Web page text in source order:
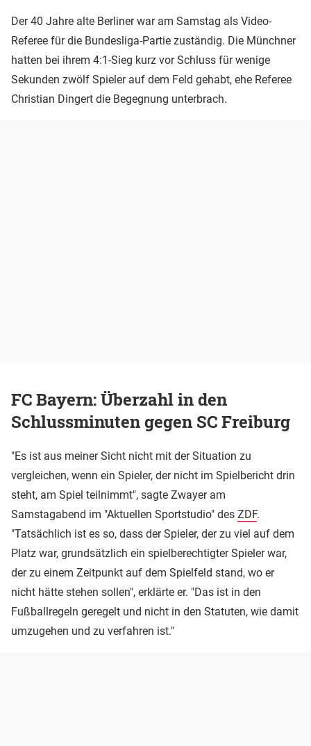
Der 40 Jahre alte Berliner war am Samstag als Video-
Referee für die Bundesliga-Partie zuständig. Die Münchner
hatten bei ihrem 4:1-Sieg kurz vor Schluss für wenige
Sekunden zwölf Spieler auf dem Feld gehabt, ehe Referee
Christian Dingert die Begegnung unterbrach.
FC Bayern: Überzahl in den
Schlussminuten gegen SC Freiburg
"Es ist aus meiner Sicht nicht mit der Situation zu
vergleichen, wenn ein Spieler, der nicht im Spielbericht drin
steht, am Spiel teilnimmt", sagte Zwayer am
Samstagabend im "Aktuellen Sportstudio" des ZDF.
"Tatsächlich ist es so, dass der Spieler, der zu viel auf dem
Platz war, grundsätzlich ein spielberechtigter Spieler war,
der zu einem Zeitpunkt auf dem Spielfeld stand, wo er
nicht hätte stehen sollen", erklärte er. "Das ist in den
Fußballregeln geregelt und nicht in den Statuten, wie damit
umzugehen und zu verfahren ist."